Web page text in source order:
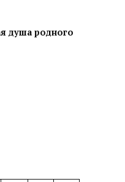
душа родного